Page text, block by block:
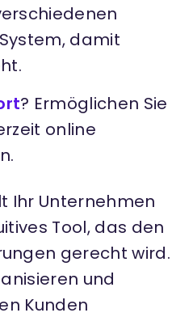
damit
? Ermöglichen Sie
online
Ihr Unternehmen
Tool, das den
gerecht wird.
und
Kunden